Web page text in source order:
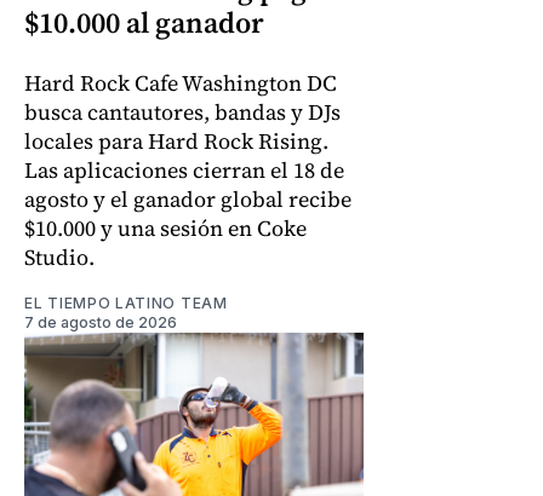
$10.000 al ganador
Hard Rock Cafe Washington DC
busca cantautores, bandas y DJs
locales para Hard Rock Rising.
Las aplicaciones cierran el 18 de
agosto y el ganador global recibe
$10.000 y una sesión en Coke
Studio.
EL TIEMPO LATINO TEAM
7 de agosto de 2026